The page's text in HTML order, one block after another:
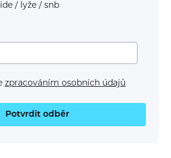
/ lyže / snb
zpracováním osobních údajů
Potvrdit odběr